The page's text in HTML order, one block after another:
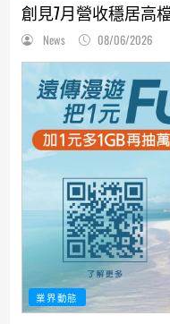
創見7月營收穩居高
News 08/06/2026
業界動態